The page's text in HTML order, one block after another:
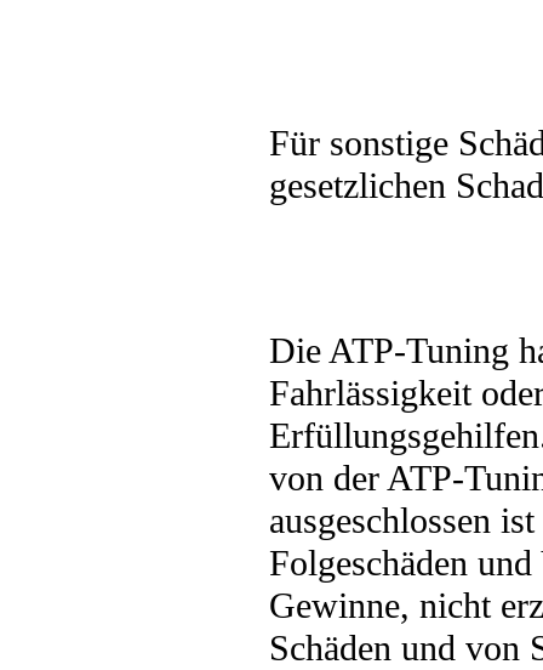
Für sonstige
gesetzlichen
Die ATP-Tuning
Fahrlässigkeit
von der ATP-
ausgeschlossen
Folgeschäden und
Gewinne, nicht
Schäden und von